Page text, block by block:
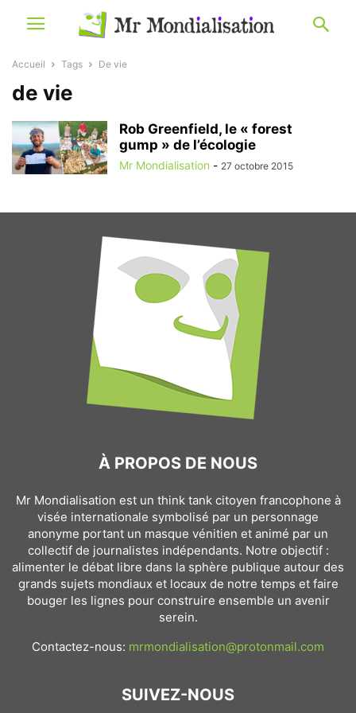
Accueil Tags De vie
de vie
Rob Greenfield, le « forest
gump » de l’écologie
Mr Mondialisation - 27 octobre 2015
À PROPOS DE NOUS
Mr Mondialisation est un think tank citoyen francophone à
visée internationale symbolisé par un personnage
anonyme portant un masque vénitien et animé par un
collectif de journalistes indépendants. Notre objectif :
alimenter le débat libre dans la sphère publique autour des
grands sujets mondiaux et locaux de notre temps et faire
bouger les lignes pour construire ensemble un avenir
serein.
Contactez-nous: mrmondialisation@protonmail.com
SUIVEZ-NOUS